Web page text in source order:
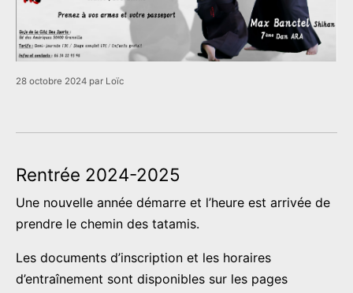
28 octobre 2024 par Loïc
Rentrée 2024-2025
Une nouvelle année démarre et l’heure est arrivée de
prendre le chemin des tatamis.
Les documents d’inscription et les horaires
d’entraînement sont disponibles sur les pages